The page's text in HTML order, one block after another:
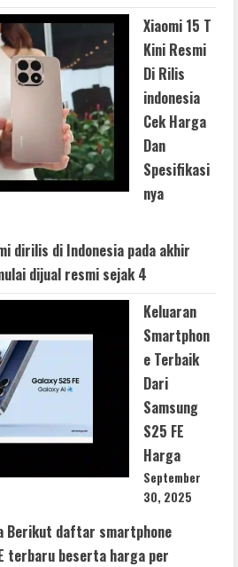
Xiaomi 15 T
Kini Resmi
Di Rilis
indonesia
Cek Harga
Dan
Spesifikasi
nya
dirilis di Indonesia pada akhir
dijual resmi sejak 4
Keluaran
Smartphon
e Terbaik
Dari
Samsung
S25 FE
Harga
September
30, 2025
Berikut daftar smartphone
terbaru beserta harga per